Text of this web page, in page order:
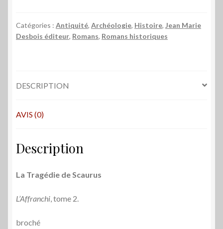
de
Scaurus
Catégories : Antiquité, Archéologie, Histoire, Jean Marie
Desbois éditeur, Romans, Romans historiques
DESCRIPTION
AVIS (0)
Description
La Tragédie de Scaurus
L’Affranchi, tome 2.
broché